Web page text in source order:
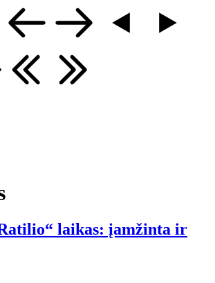
laikas: įamžinta ir